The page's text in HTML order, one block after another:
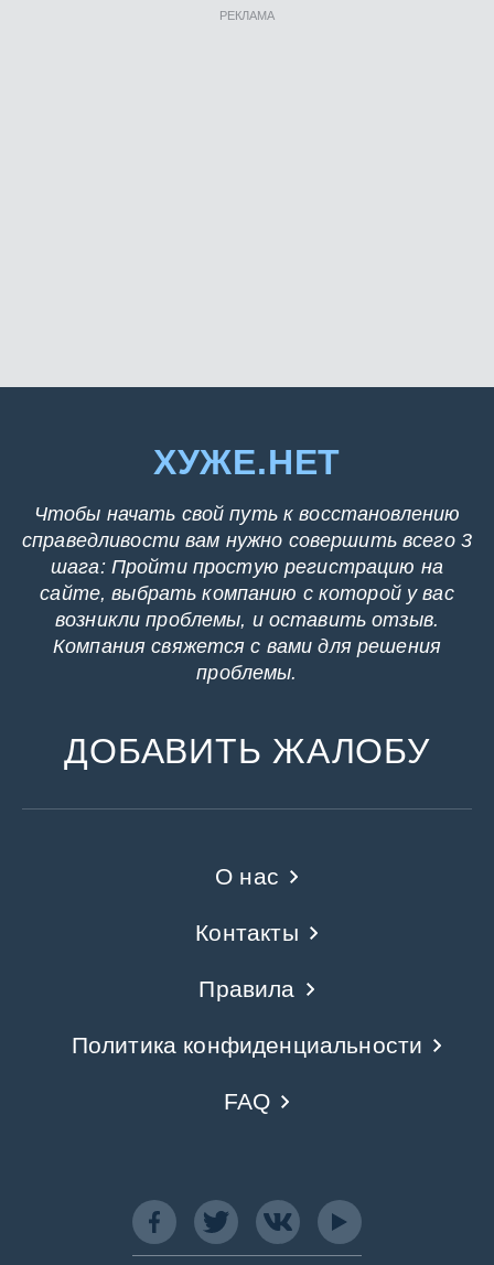
РЕКЛАМА
ХУЖЕ.НЕТ
Чтобы начать свой путь к восстановлению
справедливости вам нужно совершить всего 3
шага: Пройти простую регистрацию на
сайте, выбрать компанию с которой у вас
возникли проблемы, и оставить отзыв.
Компания свяжется с вами для решения
проблемы.
ДОБАВИТЬ ЖАЛОБУ
О нас
Контакты
Правила
Политика конфиденциальности
FAQ